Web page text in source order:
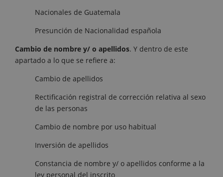
Nacionales de Guatemala
Presunción de Nacionalidad española
Cambio de nombre y/ o apellidos. Y dentro de este
apartado a lo que se refiere a:
Cambio de apellidos
Rectificación registral de corrección relativa al sexo
de las personas
Cambio de nombre por uso habitual
Inversión de apellidos
Constancia de nombre y/ o apellidos conforme a la
ley personal del inscrito